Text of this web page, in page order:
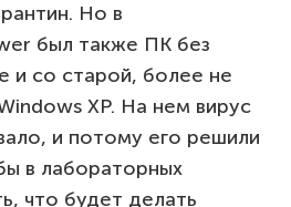
Но в
был также ПК без
и со старой, более не
XP. На нем вирус
и потому его решили
в лабораторных
что будет делать